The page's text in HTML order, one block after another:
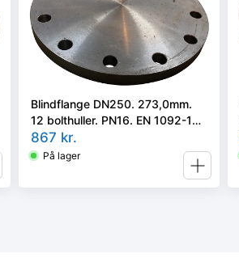
Blindflange DN250. 273,0mm.
12 bolthuller. PN16. EN 1092-1
Type 05/A P250GH
867 kr.
På lager